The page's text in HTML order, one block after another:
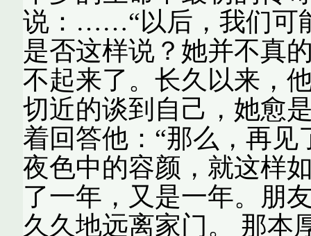
说：……“以后，我们可
是否这样说？她并不真
不起来了。长久以来，
切近的谈到自己，她愈
着回答他：“那么，再
夜色中的容颜，就这样
了一年，又是一年。朋
久久地远离家门。 那本